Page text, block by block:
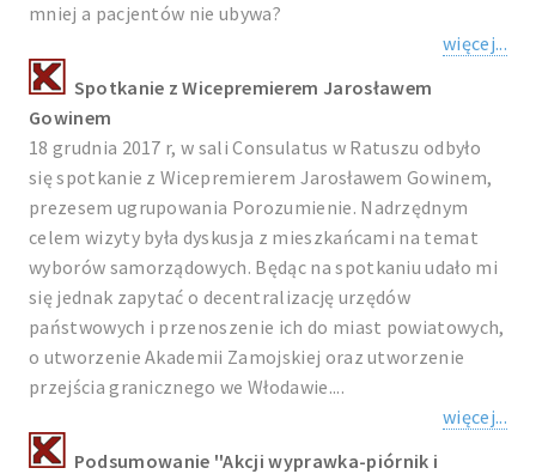
mniej a pacjentów nie ubywa?
więcej...
Spotkanie z Wicepremierem Jarosławem
Gowinem
18 grudnia 2017 r, w sali Consulatus w Ratuszu odbyło
się spotkanie z Wicepremierem Jarosławem Gowinem,
prezesem ugrupowania Porozumienie. Nadrzędnym
celem wizyty była dyskusja z mieszkańcami na temat
wyborów samorządowych. Będąc na spotkaniu udało mi
się jednak zapytać o decentralizację urzędów
państwowych i przenoszenie ich do miast powiatowych,
o utworzenie Akademii Zamojskiej oraz utworzenie
przejścia granicznego we Włodawie....
więcej...
Podsumowanie ''Akcji wyprawka-piórnik i